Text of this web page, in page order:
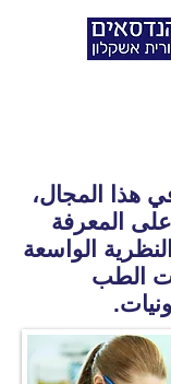
هذا المجال،
المعرفة
الواسعة
الطب